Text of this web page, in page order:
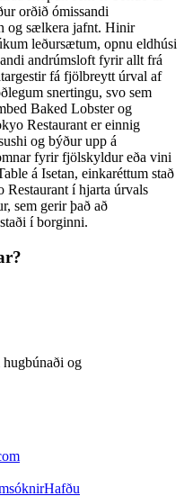
orðið ómissandi
og sælkera jafnt. Hinir
leðursætum, opnu eldhúsi
andrúmsloft fyrir allt frá
fá fjölbreytt úrval af
snertingu, svo sem
Baked Lobster og
Restaurant er einnig
og býður upp á
fyrir fjölskyldur eða vini
á Isetan, einkaréttum stað
Restaurant í hjarta úrvals
sem gerir það að
í borginni.
og
Hafðu